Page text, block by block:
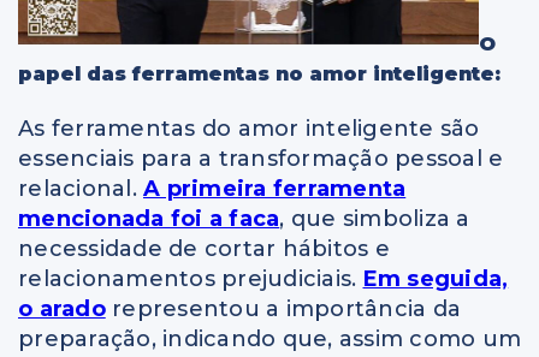
O
papel das ferramentas no amor inteligente:
As ferramentas do amor inteligente são
essenciais para a transformação pessoal e
relacional. A primeira ferramenta
mencionada foi a faca, que simboliza a
necessidade de cortar hábitos e
relacionamentos prejudiciais. Em seguida,
o aradorepresentou a importância da
preparação, indicando que, assim como um